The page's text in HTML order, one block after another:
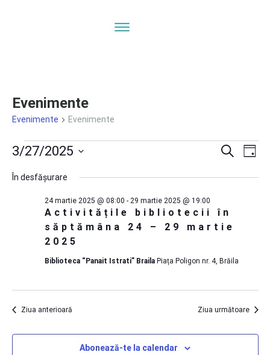
Evenimente
Evenimente Evenimente
Evenimente
pentru
martie
în
Caută
Zi
3/27/2025
Selectează
În desfășurare
Activitățile bibliotecii în
săptămâna 24 – 29 martie
2025
24 martie 2025 @ 08:00 - 29 martie 2025 @ 19:00
Biblioteca “Panait Istrati” Braila Piața Poligon nr. 4, Brăila
Ziua anterioară Ziua următoare
Abonează-te la calendar